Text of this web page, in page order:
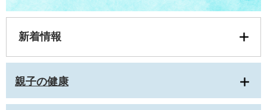
へ
新着情報
親子の健康